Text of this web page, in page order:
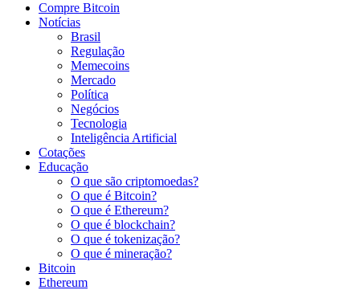
Compre Bitcoin
Notícias
Brasil
Regulação
Memecoins
Mercado
Política
Negócios
Tecnologia
Inteligência Artificial
Cotações
Educação
O que são criptomoedas?
O que é Bitcoin?
O que é Ethereum?
O que é blockchain?
O que é tokenização?
O que é mineração?
Bitcoin
Ethereum